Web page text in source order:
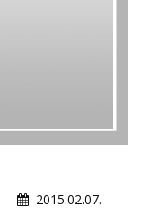
2015.02.07.